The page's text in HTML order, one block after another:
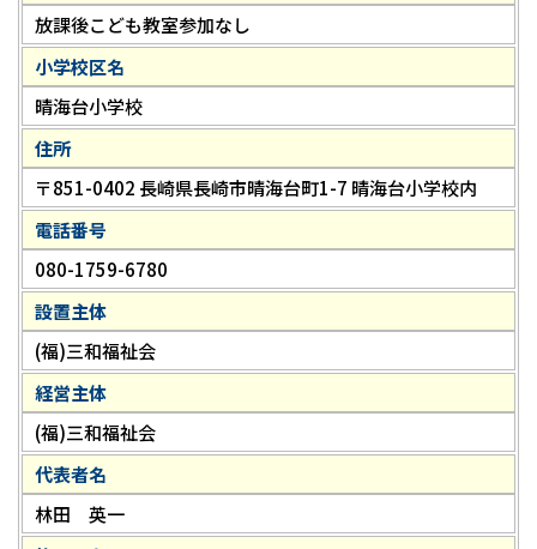
放課後こども教室参加なし
小学校区名
晴海台小学校
住所
〒851-0402 長崎県長崎市晴海台町1-7 晴海台小学校内
電話番号
080-1759-6780
設置主体
(福)三和福祉会
経営主体
(福)三和福祉会
代表者名
林田 英一